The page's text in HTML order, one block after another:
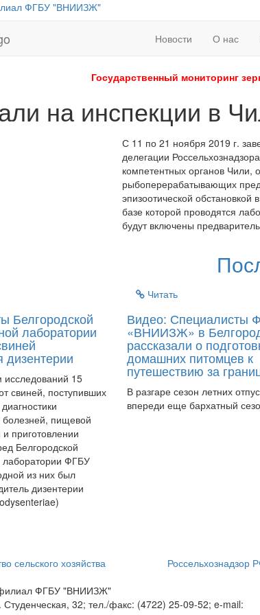
ФГБУ "ВНИИЗЖ"
Новости О нас
Государственный мониторинг
на инспекции в
С 11 по 21 ноября 2019 г.
делегации
компетентных органов Чили,
рыбоперерабатывающих
эпизоотической
базе которой проводятся
будут включены
Белгородской
лаборатории
дизентерии
исследований 15
свиней, поступивших
болезней, пищевой
приготовлении
Белгородской
лаборатории ФГБУ
из них был
дизентерии
Читать
Видео: Специалисты
«ВНИИЗЖ» в
рассказали о
домашних питомцев к
путешествию за
В разгаре сезон летних
впереди еще бархатный
сельского хозяйства
Россельхознадзор
филиал ФГБУ "ВНИИЗЖ"
Студенческая, 32; тел./факс: (4722) 25-09-52; e-mail: